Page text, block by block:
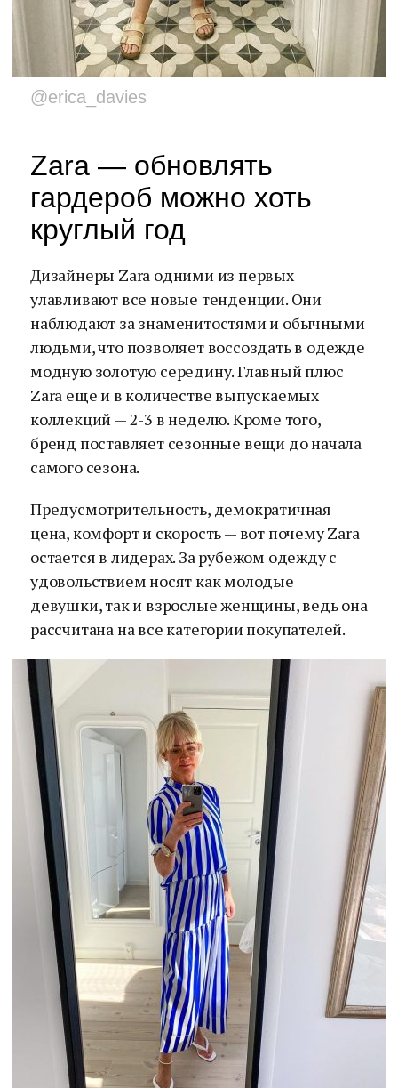
@erica_davies
Zara — обновлять
гардероб можно хоть
круглый год
Дизайнеры Zara одними из первых
улавливают все новые тенденции. Они
наблюдают за знаменитостями и обычными
людьми, что позволяет воссоздать в одежде
модную золотую середину. Главный плюс
Zara еще и в количестве выпускаемых
коллекций — 2-3 в неделю. Кроме того,
бренд поставляет сезонные вещи до начала
самого сезона.
Предусмотрительность, демократичная
цена, комфорт и скорость — вот почему Zara
остается в лидерах. За рубежом одежду с
удовольствием носят как молодые
девушки, так и взрослые женщины, ведь она
рассчитана на все категории покупателей.